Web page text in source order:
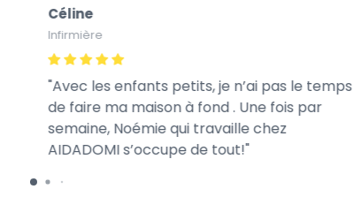
Céline
Infirmière
Avec les enfants petits, je n’ai pas le temps
de faire ma maison à fond . Une fois par
semaine, Noémie qui travaille chez
AIDADOMI s’occupe de tout!